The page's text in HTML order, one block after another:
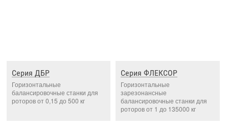
Серия ДБР
Горизонтальные
балансировочные станки для
роторов от 0,15 до 500 кг
Серия ФЛЕКСОР
Горизонтальные
зарезонансные
балансировочные станки для
роторов от 1 до 135000 кг